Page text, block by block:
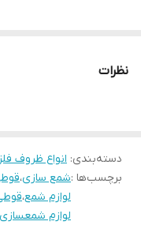
نظرات
دسته‌بندی: انواع ظروف
برچسب‌ها :شمع سازی،
لوازم شمع،
لوازم